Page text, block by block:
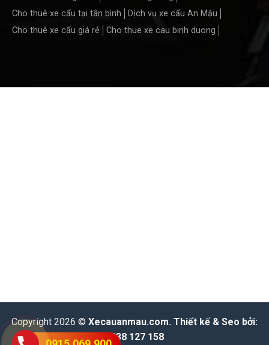
Cho thuê xe cẩu tại tân bình
Dịch vụ xe cẩu An Mậu
Cho thuê xe cẩu giá rẻ
Cho thue xe cau binh duong
Copyright 2026 © Xecauanmau.com. Thiết kế & Seo bởi:
0938 127 158